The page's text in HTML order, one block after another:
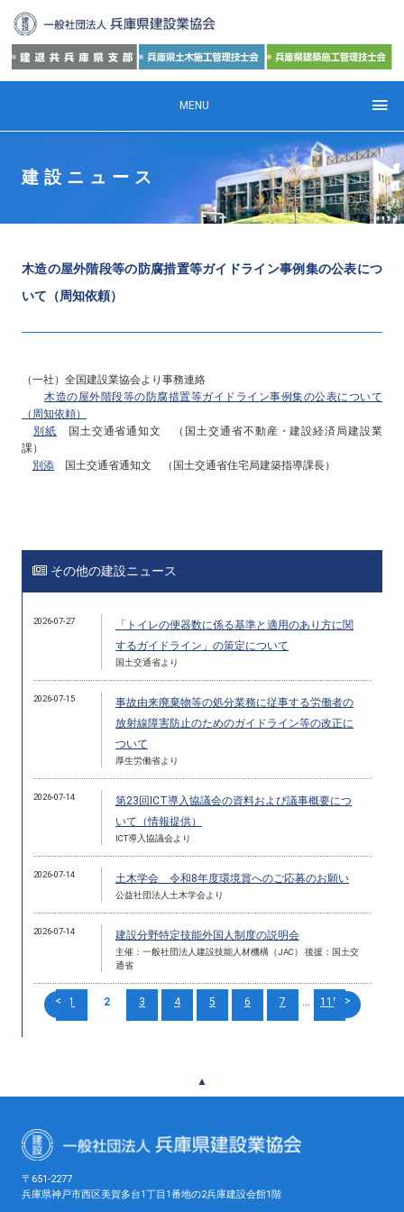
MENU
建設ニュース
木造の屋外階段等の防腐措置等ガイドライン事例集の公表につ
いて（周知依頼）
（一社）全国建設業協会より事務連絡
木造の屋外階段等の防腐措置等ガイドライン事例集の公表について
（周知依頼）
別紙 国土交通省通知文 （国土交通省不動産・建設経済局建設業
課）
別添 国土交通省通知文 （国土交通省住宅局建築指導課長）
その他の建設ニュース
2026-07-27
「トイレの便器数に係る基準と適用のあり方に関
するガイドライン」の策定について
国土交通省より
2026-07-15
事故由来廃棄物等の処分業務に従事する労働者の
放射線障害防止のためのガイドライン等の改正に
ついて
厚生労働省より
2026-07-14
第23回ICT導入協議会の資料および議事概要につ
いて（情報提供）
ICT導入協議会より
2026-07-14 土木学会 令和8年度環境賞へのご応募のお願い
公益社団法人土木学会より
2026-07-14 建設分野特定技能外国人制度の説明会
主催：一般社団法人建設技能人材機構（JAC） 後援：国土交
通省
< 1 2 3 4 5 6 7 ... 115 >
▲
〒651-2277
兵庫県神戸市西区美賀多台1丁目1番地の2兵庫建設会館1階